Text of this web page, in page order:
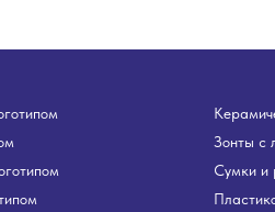
Зонты с
Сумки и